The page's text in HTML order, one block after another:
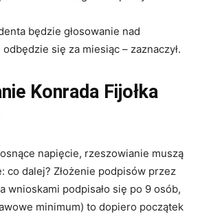
będzie głosowanie nad
się za miesiąc – zaznaczył.
Konrada Fijołka
napięcie, rzeszowianie muszą
co dalej? Złożenie podpisów przez
wnioskami podpisało się po 9 osób,
minimum) to dopiero początek